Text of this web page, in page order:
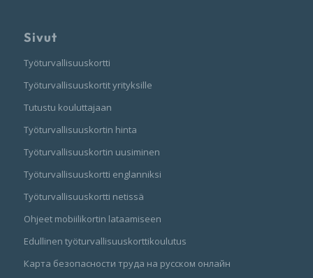
Sivut
Työturvallisuuskortti
Työturvallisuuskortit yrityksille
Tutustu kouluttajaan
Työturvallisuuskortin hinta
Työturvallisuuskortin uusiminen
Työturvallisuuskortti englanniksi
Työturvallisuuskortti netissä
Ohjeet mobiilikortin lataamiseen
Edullinen työturvallisuuskorttikoulutus
Карта безопасности труда на русском онлайн